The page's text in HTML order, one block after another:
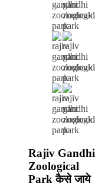
Rajiv Gandhi
Zoological
Park कैसे जाये